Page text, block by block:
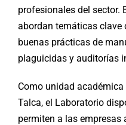
profesionales del
abordan temáticas
buenas prácticas de
plaguicidas y auditorías
Como unidad académica
Talca, el Laboratorio
permiten a las